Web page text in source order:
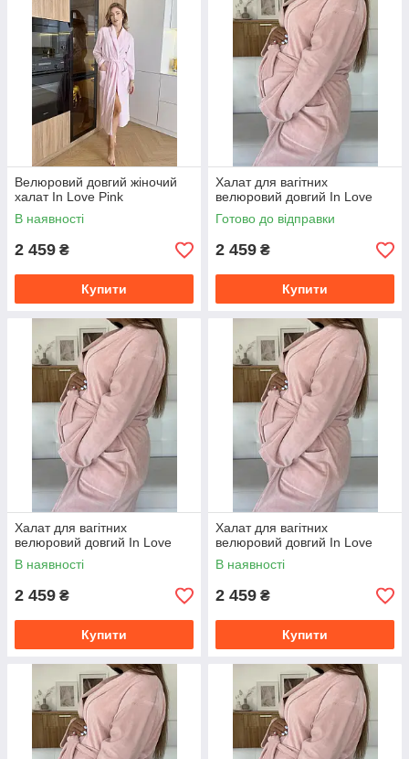
Велюровий довгий жіночий
халат In Love Pink
В наявності
2 459 ₴
Купити
Халат для вагітних
велюровий довгий In Love
Готово до відправки
2 459 ₴
Купити
Халат для вагітних
велюровий довгий In Love
В наявності
2 459 ₴
Купити
Халат для вагітних
велюровий довгий In Love
В наявності
2 459 ₴
Купити